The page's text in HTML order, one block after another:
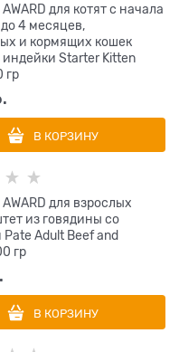
для котят с начала
4 месяцев,
и кормящих кошек
индейки Starter Kitten
гр
В КОРЗИНУ
для взрослых
из говядины со
Adult Beef and
гр
В КОРЗИНУ